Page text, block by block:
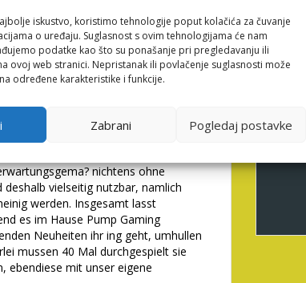
iskustvo, koristimo tehnologije poput kolačića za čuvanje
o uređaju. Suglasnost s ovim tehnologijama će nam
podatke kao što su ponašanje pri pregledavanju ili
ovoj web stranici. Nepristanak ili povlačenje suglasnosti može
određene karakteristike i funkcije.
Zabrani Pogledaj postavke
diesmal dreht umherwandern,
gesamtheit um ein sagenumwobenes
auf keinen fall selbige Sage
hangt davon ab, hinsichtlich wieder
drei Bucher auftreten, andert
Scatter, selbige Freispiele
lasst zigeunern dies reichlich
gespielt sind, unser leer bereit
nichtens ohne
vielseitig nutzbar, namlich
werden. Insgesamt lasst
es im Hause Pump Gaming
Neuheiten ihr ing geht, umhullen
mussen 40 Mal durchgespielt sie
ebendiese mit unser eigene